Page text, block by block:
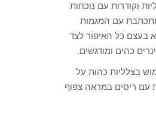
וקודרות עם נוכחות
המתכתבת עם המגמות
בעצם כל האיפור לצד
כהים ומודגשים.
בצלליות כהות על
עם ריסים במראה צפוף